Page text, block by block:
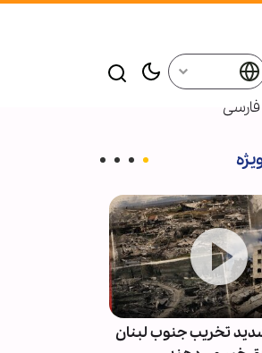
فارسی
تخریب جنوب لبنان